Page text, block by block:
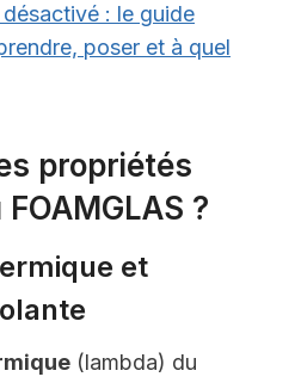
: le guide
poser et à quel
propriétés
?
et
(lambda) du